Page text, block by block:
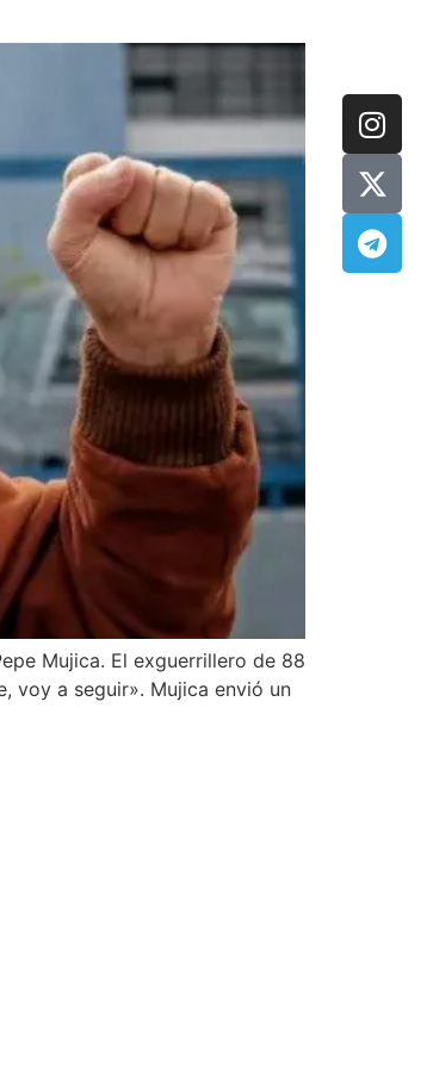
Mujica. El exguerrillero de 88
voy a seguir». Mujica envió un